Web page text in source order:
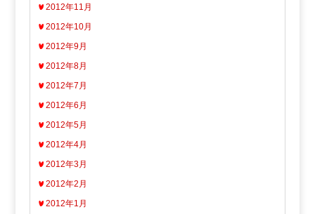
2012年11月
2012年10月
2012年9月
2012年8月
2012年7月
2012年6月
2012年5月
2012年4月
2012年3月
2012年2月
2012年1月